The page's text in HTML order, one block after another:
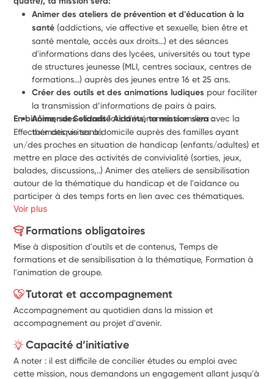
Animer des ateliers de prévention et d'éducation à la
santé (addictions, vie affective et sexuelle, bien être et
santé mentale, accès aux droits...) et des séances
d'informations dans des lycées, universités ou tout type
de structures jeunesse (MLI, centres sociaux, centres de
formations...) auprès des jeunes entre 16 et 25 ans.
Créer des outils et des animations ludiques pour faciliter
la transmission d’informations de pairs à pairs.
Animer des stands lors d'événements en lien avec la
thématique santé.
En binôme, sur Solidarité Aidants, ta mission sera :
Effectuer des visites à domicile auprès des familles ayant
un/des proches en situation de handicap (enfants/adultes) et
mettre en place des activités de convivialité (sorties, jeux,
balades, discussions,..) Animer des ateliers de sensibilisation
autour de la thématique du handicap et de l'aidance ou
Voir plus
Formations obligatoires
Mise à disposition d'outils et de contenus, Temps de
formations et de sensibilisation à la thématique, Formation à
l'animation de groupe.
Tutorat et accompagnement
Accompagnement au quotidien dans la mission et
accompagnement au projet d'avenir.
Capacité d’initiative
A noter : il est difficile de concilier études ou emploi avec
cette mission, nous demandons un engagement allant jusqu'à